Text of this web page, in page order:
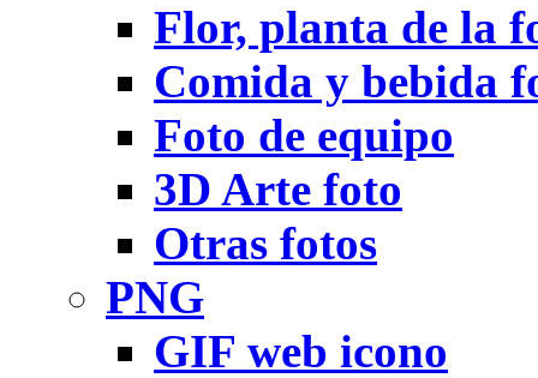
Flor, planta de la
Comida y bebida
Foto de equipo
3D Arte foto
Otras fotos
PNG
GIF web icono